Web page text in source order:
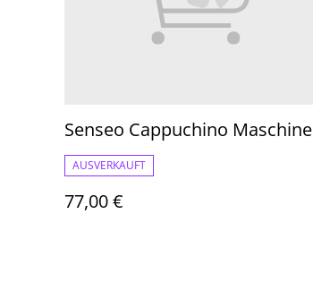
Senseo Cappuchino Maschine
AUSVERKAUFT
77,00 €